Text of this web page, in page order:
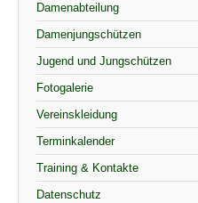
Damenabteilung
Damenjungschützen
Jugend und Jungschützen
Fotogalerie
Vereinskleidung
Terminkalender
Training & Kontakte
Datenschutz